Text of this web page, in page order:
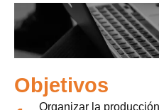
Objetivos
Organizar la